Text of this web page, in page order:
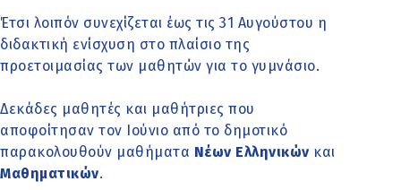
Έτσι λοιπόν συνεχίζεται έως τις 31 Αυγούστου η
διδακτική ενίσχυση στο πλαίσιο της
προετοιμασίας των μαθητών για το γυμνάσιο.
Δεκάδες μαθητές και μαθήτριες που
αποφοίτησαν τον Ιούνιο από το δημοτικό
παρακολουθούν μαθήματα Νέων Ελληνικών και
Μαθηματικών.